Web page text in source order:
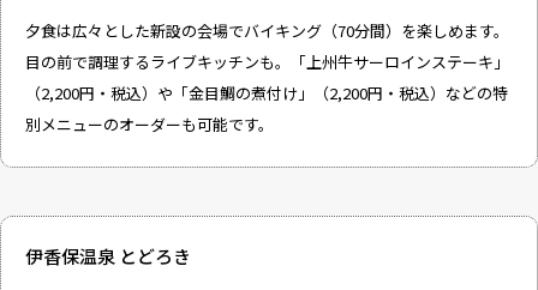
夕食は広々とした新設の会場でバイキング（70分間）を楽しめます。
目の前で調理するライブキッチンも。「上州牛サーロインステーキ」
（2,200円・税込）や「金目鯛の煮付け」（2,200円・税込）などの特
別メニューのオーダーも可能です。
伊香保温泉 とどろき